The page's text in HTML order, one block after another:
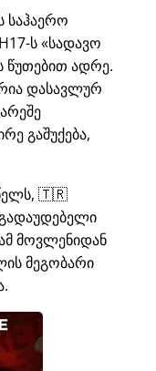
საჰაერო
ს სადავო
წუთებით ადრე.
დასავლურ
გაშუქება,
წელს, 🇹🇷
მოვლენიდან
მეგობარი